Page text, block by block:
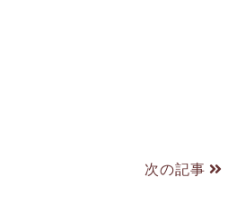
次の記事